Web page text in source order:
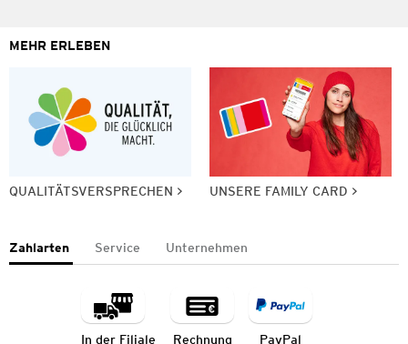
MEHR ERLEBEN
QUALITÄTSVERSPRECHEN UNSERE FAMILY CARD
Zahlarten Service Unternehmen
In der Filiale Rechnung PayPal